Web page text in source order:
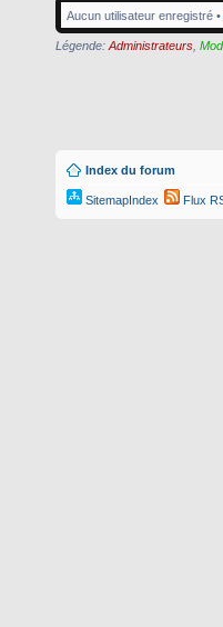
Aucun utilisateur enregistré •
Légende: Administrateurs
Index du forum
SitemapIndex Flux